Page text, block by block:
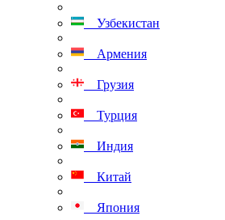
Узбекистан
Армения
Грузия
Турция
Индия
Китай
Япония